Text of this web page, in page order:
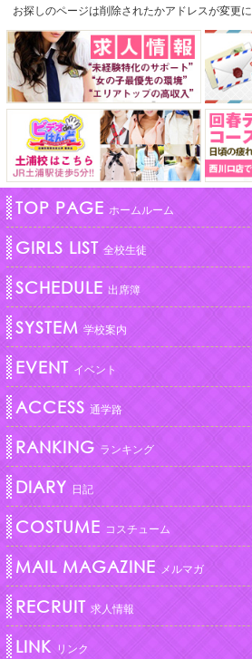
お探しのページは削除されたかアドレスが変更
TOP PAGE ホームルーム
GIRLS LIST 全校生徒
SCHEDULE 出席簿
SYSTEM 学校案内
EVENT イベント
ACCESS 通学路
RANKING ランキング
DIARY 日記
COSTUME コスチューム
MAIL MAGAZINE メルマガ
RECRUIT 求人情報
LINK リンク